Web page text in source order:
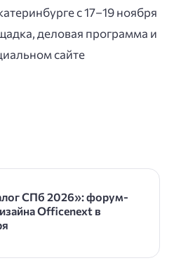
с 17–19 ноября
деловая программа и
сайте
СПб 2026»: форум-
Officenext в